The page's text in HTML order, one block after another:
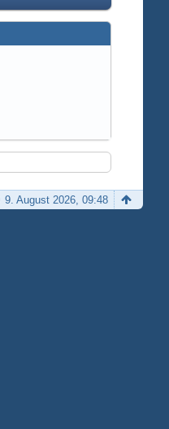
9. August 2026, 09:48